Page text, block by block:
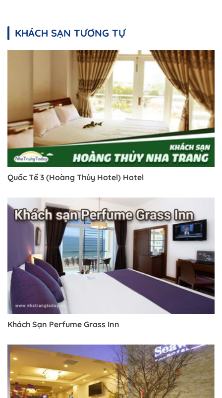
KHÁCH SẠN TƯƠNG TỰ
Quốc Tế 3 (Hoàng Thủy Hotel) Hotel
Khách Sạn Perfume Grass Inn